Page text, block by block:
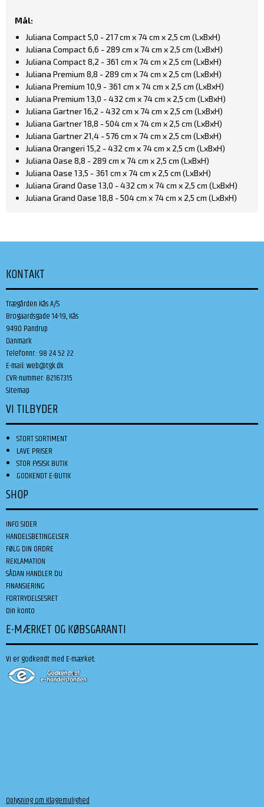
Mål:
Juliana Compact 5,0 - 217 cm x 74 cm x 2,5 cm (LxBxH)
Juliana Compact 6,6 - 289 cm x 74 cm x 2,5 cm (LxBxH)
Juliana Compact 8,2 - 361 cm x 74 cm x 2,5 cm (LxBxH)
Juliana Premium 8,8 - 289 cm x 74 cm x 2,5 cm (LxBxH)
Juliana Premium 10,9 - 361 cm x 74 cm x 2,5 cm (LxBxH)
Juliana Premium 13,0 - 432 cm x 74 cm x 2,5 cm (LxBxH)
Juliana Gartner 16,2 - 432 cm x 74 cm x 2,5 cm (LxBxH)
Juliana Gartner 18,8 - 504 cm x 74 cm x 2,5 cm (LxBxH)
Juliana Gartner 21,4 - 576 cm x 74 cm x 2,5 cm (LxBxH)
Juliana Orangeri 15,2 - 432 cm x 74 cm x 2,5 cm (LxBxH)
Juliana Oase 8,8 - 289 cm x 74 cm x 2,5 cm (LxBxH)
Juliana Oase 13,5 - 361 cm x 74 cm x 2,5 cm (LxBxH)
Juliana Grand Oase 13,0 - 432 cm x 74 cm x 2,5 cm (LxBxH)
Juliana Grand Oase 18,8 - 504 cm x 74 cm x 2,5 cm (LxBxH)
KONTAKT
Trægården Kås A/S
Brogaardsgade 14-19, Kås
9490 Pandrup
Danmark
Telefonnr.: 98 24 52 22
E-mail:web@tgk.dk
CVR-nummer: 82167315
Sitemap
VI TILBYDER
STORT SORTIMENT
LAVE PRISER
STOR FYSISK BUTIK
GODKENDT E-BUTIK
SHOP
INFO SIDER
HANDELSBETINGELSER
FØLG DIN ORDRE
REKLAMATION
SÅDAN HANDLER DU
FINANSIERING
FORTRYDELSESRET
Din konto
E-MÆRKET OG KØBSGARANTI
Vi er godkendt med E-mærket:
Oplysning om Klagemulighed